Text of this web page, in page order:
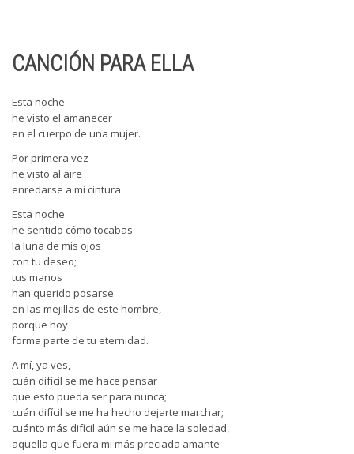
CANCIÓN PARA ELLA
Esta noche
he visto el amanecer
en el cuerpo de una mujer.
Por primera vez
he visto al aire
enredarse a mi cintura.
Esta noche
he sentido cómo tocabas
la luna de mis ojos
con tu deseo;
tus manos
han querido posarse
en las mejillas de este hombre,
porque hoy
forma parte de tu eternidad.
A mí, ya ves,
cuán difícil se me hace pensar
que esto pueda ser para nunca;
cuán difícil se me ha hecho dejarte marchar;
cuánto más difícil aún se me hace la soledad,
aquella que fuera mi más preciada amante